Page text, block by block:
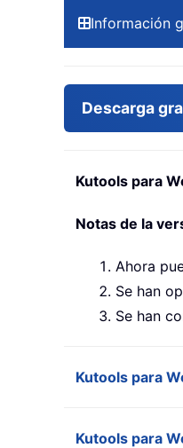
Información
Descarga
Kutools para
Notas de la
Ahora
Se han
Se han
Kutools para
Kutools para